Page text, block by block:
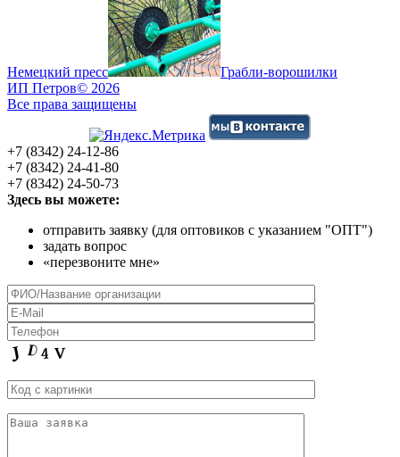
Немецкий пресс
Грабли-ворошилки
ИП Петров© 2026
Все права защищены
+7 (8342) 24-12-86
+7 (8342) 24-41-80
+7 (8342) 24-50-73
Здесь вы можете:
отправить заявку (для оптовиков с указанием "ОПТ")
задать вопрос
«перезвоните мне»